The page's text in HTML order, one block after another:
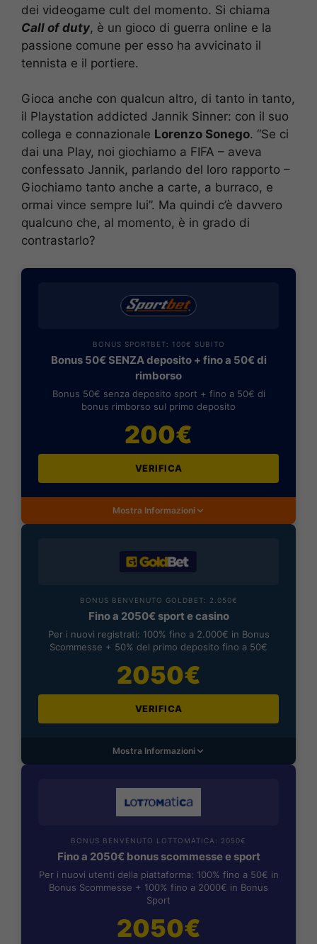
dei videogame cult del momento. Si chiama
Call of duty, è un gioco di guerra online e la
passione comune per esso ha avvicinato il
tennista e il portiere.
Gioca anche con qualcun altro, di tanto in tanto,
il Playstation addicted Jannik Sinner: con il suo
collega e connazionale Lorenzo Sonego. “Se ci
dai una Play, noi giochiamo a FIFA – aveva
confessato Jannik, parlando del loro rapporto –
Giochiamo tanto anche a carte, a burraco, e
ormai vince sempre lui”. Ma quindi c’è davvero
qualcuno che, al momento, è in grado di
contrastarlo?
BONUS SPORTBET: 100€ SUBITO
Bonus 50€ SENZA deposito + fino a 50€ di
rimborso
Bonus 50€ senza deposito sport + fino a 50€ di
bonus rimborso sul primo deposito
200€
VERIFICA
Mostra Informazioni
BONUS BENVENUTO GOLDBET: 2.050€
Fino a 2050€ sport e casino
Per i nuovi registrati: 100% fino a 2.000€ in Bonus
Scommesse + 50% del primo deposito fino a 50€
2050€
VERIFICA
Mostra Informazioni
BONUS BENVENUTO LOTTOMATICA: 2050€
Fino a 2050€ bonus scommesse e sport
Per i nuovi utenti della piattaforma: 100% fino a 50€ in
Bonus Scommesse + 100% fino a 2000€ in Bonus
Sport
2050€